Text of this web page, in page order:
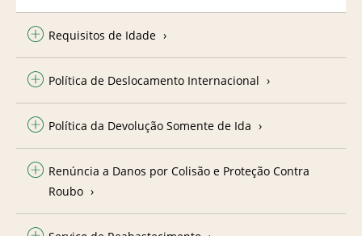
Requisitos de Idade
Política de Deslocamento Internacional
Política da Devolução Somente de Ida
Renúncia a Danos por Colisão e Proteção Contra
Roubo